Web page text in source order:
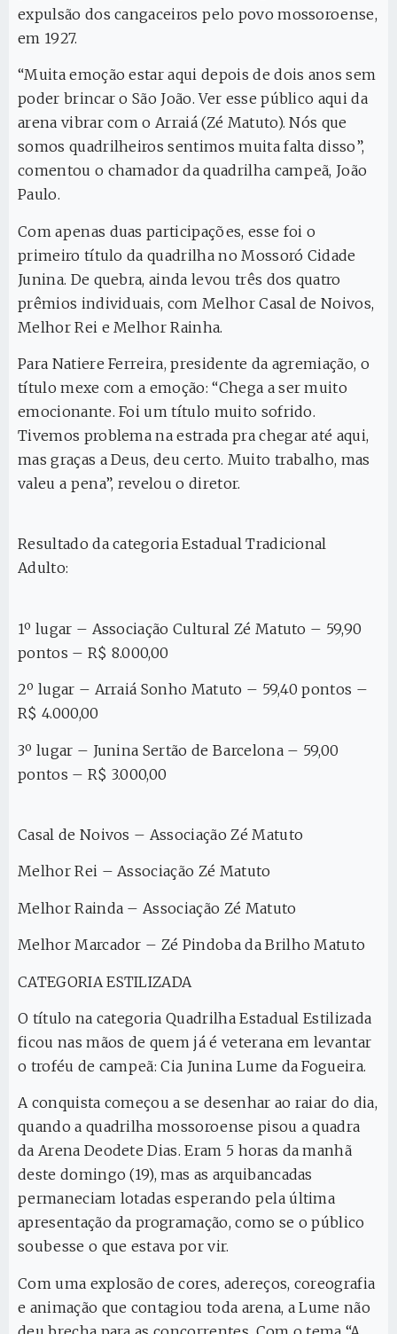
expulsão dos cangaceiros pelo povo mossoroense,
em 1927.
“Muita emoção estar aqui depois de dois anos sem
poder brincar o São João. Ver esse público aqui da
arena vibrar com o Arraiá (Zé Matuto). Nós que
somos quadrilheiros sentimos muita falta disso”,
comentou o chamador da quadrilha campeã, João
Paulo.
Com apenas duas participações, esse foi o
primeiro título da quadrilha no Mossoró Cidade
Junina. De quebra, ainda levou três dos quatro
prêmios individuais, com Melhor Casal de Noivos,
Melhor Rei e Melhor Rainha.
Para Natiere Ferreira, presidente da agremiação, o
título mexe com a emoção: “Chega a ser muito
emocionante. Foi um título muito sofrido.
Tivemos problema na estrada pra chegar até aqui,
mas graças a Deus, deu certo. Muito trabalho, mas
valeu a pena”, revelou o diretor.
Resultado da categoria Estadual Tradicional
Adulto:
1º lugar – Associação Cultural Zé Matuto – 59,90
pontos – R$ 8.000,00
2º lugar – Arraiá Sonho Matuto – 59,40 pontos –
R$ 4.000,00
3º lugar – Junina Sertão de Barcelona – 59,00
pontos – R$ 3.000,00
Casal de Noivos – Associação Zé Matuto
Melhor Rei – Associação Zé Matuto
Melhor Rainda – Associação Zé Matuto
Melhor Marcador – Zé Pindoba da Brilho Matuto
CATEGORIA ESTILIZADA
O título na categoria Quadrilha Estadual Estilizada
ficou nas mãos de quem já é veterana em levantar
o troféu de campeã: Cia Junina Lume da Fogueira.
A conquista começou a se desenhar ao raiar do dia,
quando a quadrilha mossoroense pisou a quadra
da Arena Deodete Dias. Eram 5 horas da manhã
deste domingo (19), mas as arquibancadas
permaneciam lotadas esperando pela última
apresentação da programação, como se o público
soubesse o que estava por vir.
Com uma explosão de cores, adereços, coreografia
e animação que contagiou toda arena, a Lume não